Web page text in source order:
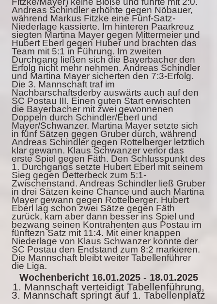
Andreas Schindler erhöhte gegen Nöbauer,
während Markus Fitzke eine Fünf-Satz-
Niederlage kassierte. Im hinteren Paarkreuz
siegten Martina Mayer gegen Mittermeier und
Hubert Eberl gegen Huber und brachten das
Team mit 5:1 in Führung. Im zweiten
Durchgang ließen sich die Bayerbacher den
Erfolg nicht mehr nehmen. Andreas Schindler
und Martina Mayer sicherten den 7:3-Erfolg.
Die 3. Mannschaft traf im
Nachbarschaftsderby auswärts auch auf den
SC Postau III. Einen guten Start erwischten
die Bayerbacher mit zwei gewonnenen
Doppeln durch Schindler/Eberl und
Mayer/Schwanzer. Martina Mayer setzte sich
in fünf Sätzen gegen Gruber durch, während
Andreas Schindler gegen Rottelberger letztlich
klar gewann. Klaus Schwanzer verlor das
erste Spiel gegen Fäth. Den Schlusspunkt des
1. Durchgangs setzte Hubert Eberl mit seinem
Sieg gegen Detterbeck zum 5:1-
Zwischenstand. Andreas Schindler ließ Gruber
in drei Sätzen keine Chance und auch Martina
Mayer gewann gegen Rottelberger. Hubert
Eberl lag schon zwei Sätze gegen Fäth
zurück, kam aber dann besser ins Spiel und
bezwang seinen Kontrahenten aus Postau im
fünftezn Satz mit 11:4. Mit einer knappen
Niederlage von Klaus Schwanzer konnte der
SC Postau den Endstand zum 8:2 markieren.
Die Mannschaft bleibt weiter Tabellenführer
die Liga.
Wochenbericht 16.01.2025 - 18.01.2025
1. Mannschaft verteidigt Tabellenführung,
3. Mannschaft springt auf 1. Tabellenplatz